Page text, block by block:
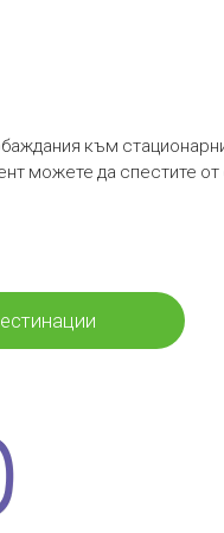
към
можете да спестите